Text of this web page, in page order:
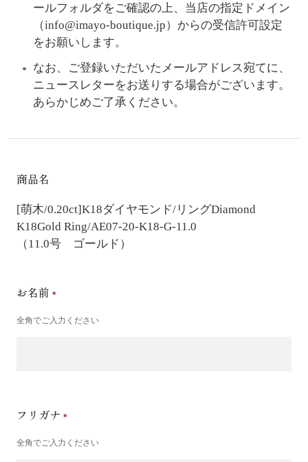
ールフォルダをご確認の上、当店の指定ドメイン
（info@imayo-boutique.jp）からの受信許可設定
をお願いします。
なお、ご登録いただいたメールアドレス宛てに、
ニュースレターをお送りする場合がございます。
あらかじめご了承ください。
商品名
[萌木/0.20ct]K18ダイヤモンド/リングDiamond
K18Gold Ring/AE07-20-K18-G-11.0
（11.0号 ゴールド）
お名前
全角でご入力ください
フリガナ
全角でご入力ください